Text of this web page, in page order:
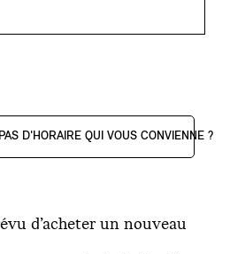
D'HORAIRE QUI VOUS CONVIENNE ?
d’acheter un nouveau